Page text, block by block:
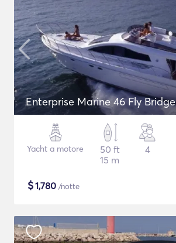
Enterprise Marine 46 Fly Bridge
Yacht a motore
50 ft
15 m
4
$1,780 /notte